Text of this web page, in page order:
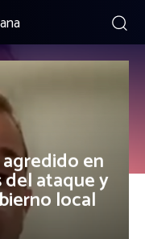
en
ataque y
local